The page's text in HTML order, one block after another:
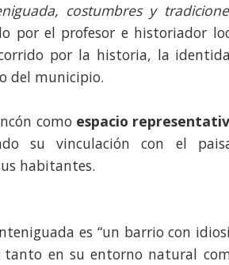
costumbres y
por el profesor e historiador
por la historia, la
del municipio.
como espacio
su vinculación con el
habitantes.
es “un barrio con
tanto en su entorno natural